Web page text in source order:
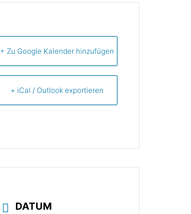
+ Zu Google Kalender hinzufügen
+ iCal / Outlook exportieren
DATUM